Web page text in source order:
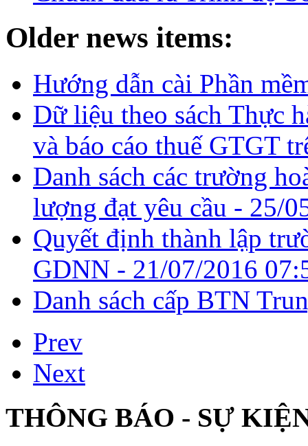
Older news items:
Hướng dẫn cài Phần
Dữ liệu theo sách Thực
và báo cáo thuế GTGT
Danh sách các trường
lượng đạt yêu cầu - 25/
Quyết định thành lập
GDNN - 21/07/2016
Danh sách cấp BTN
Prev
Next
THÔNG BÁO - SỰ